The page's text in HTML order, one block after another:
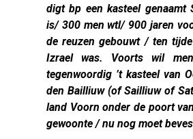
digt bp een kasteel genaamt
is/ 300 men wtl/ 900 jaren
de reuzen gebouwt / ten
Izrael was. Voorts wil
tegenwoordig ’t kasteel van
den Bailliuw (of Sailliuw of
land Voorn onder de poort
gewoonte / nu nog moet